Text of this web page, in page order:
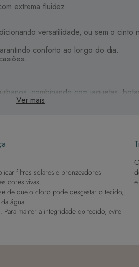
extrema fluidez.
versatilidade, ou sem o cinto
conforto ao longo do dia.
combinando com jaquetas,
Ver mais
filtros solares e bronzeadores
cores vivas.
de que o cloro pode desgastar o tecido,
água.
Para manter a integridade do tecido, evite